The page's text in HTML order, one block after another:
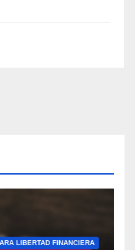
LIBERTAD FINANCIERA